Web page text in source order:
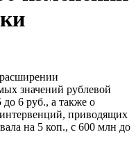
значений рублевой
6 руб., а также о
приводящих
на 5 коп., с 600 млн до